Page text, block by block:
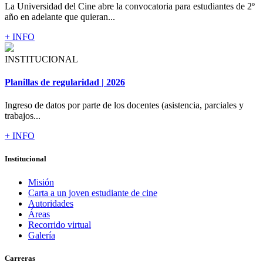
La Universidad del Cine abre la convocatoria para estudiantes de 2º
año en adelante que quieran...
+ INFO
INSTITUCIONAL
Planillas de regularidad | 2026
Ingreso de datos por parte de los docentes (asistencia, parciales y
trabajos...
+ INFO
Institucional
Misión
Carta a un joven estudiante de cine
Autoridades
Áreas
Recorrido virtual
Galería
Carreras